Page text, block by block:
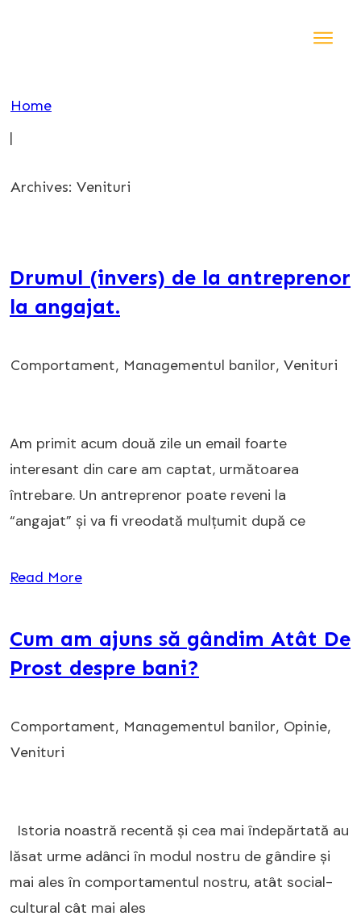
Home
|
Archives: Venituri
Drumul (invers) de la antreprenor
la angajat.
Comportament, Managementul banilor, Venituri
Am primit acum două zile un email foarte
interesant din care am captat, următoarea
întrebare. Un antreprenor poate reveni la
“angajat” și va fi vreodată mulțumit după ce
Read More
Cum am ajuns să gândim Atât De
Prost despre bani?
Comportament, Managementul banilor, Opinie,
Venituri
Istoria noastră recentă și cea mai îndepărtată au
lăsat urme adânci în modul nostru de gândire și
mai ales în comportamentul nostru, atât social-
cultural cât mai ales